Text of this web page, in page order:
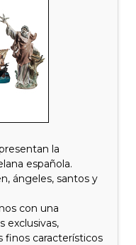
la
española.
ángeles, santos y
con una
exclusivas,
finos característicos